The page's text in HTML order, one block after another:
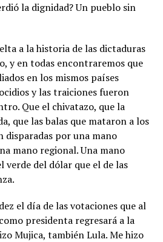
la dignidad? Un pueblo sin
a la historia de las dictaduras
y en todas encontraremos que
en los mismos países
y las traiciones fueron
Que el chivatazo, que la
que las balas que mataron a los
por una mano
mano regional. Una mano
del dólar que el de las
el día de las votaciones que al
presidenta regresará a la
Mujica, también Lula. Me hizo